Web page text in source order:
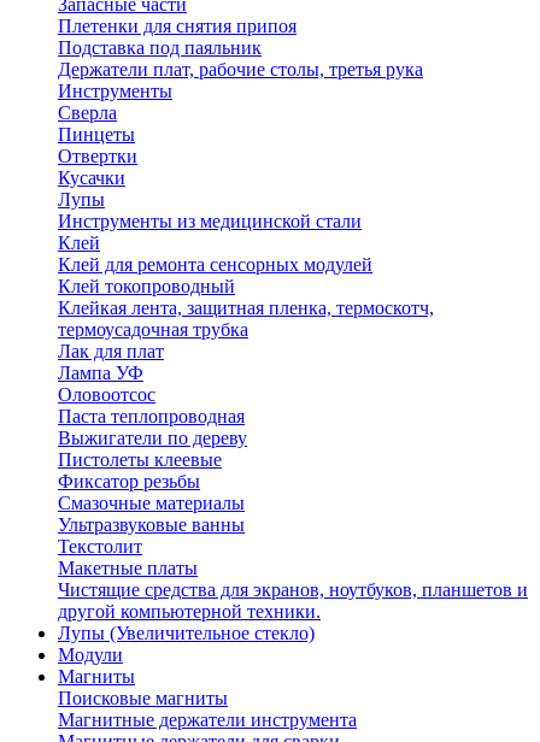
Запасные части
Плетенки для снятия припоя
Подставка под паяльник
Держатели плат, рабочие столы, третья рука
Инструменты
Сверла
Пинцеты
Отвертки
Кусачки
Лупы
Инструменты из медицинской стали
Клей
Клей для ремонта сенсорных модулей
Клей токопроводный
Клейкая лента, защитная пленка, термоскотч,
термоусадочная трубка
Лак для плат
Лампа УФ
Оловоотсос
Паста теплопроводная
Выжигатели по дереву
Пистолеты клеевые
Фиксатор резьбы
Смазочные материалы
Ультразвуковые ванны
Текстолит
Макетные платы
Чистящие средства для экранов, ноутбуков, планшетов и
другой компьютерной техники.
Лупы (Увеличительное стекло)
Модули
Магниты
Поисковые магниты
Магнитные держатели инструмента